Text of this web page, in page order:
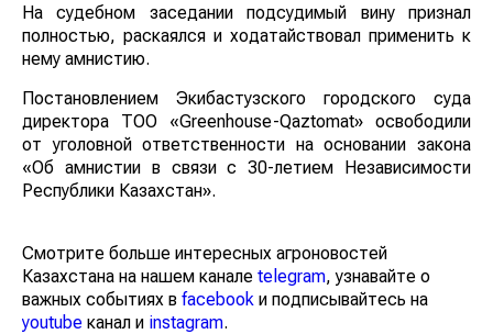
На судебном заседании подсудимый вину признал
полностью, раскаялся и ходатайствовал применить к
нему амнистию.
Постановлением Экибастузского городского суда
директора ТОО «Greenhоuse-Qaztomat» освободили
от уголовной ответственности на основании закона
«Об амнистии в связи с 30-летием Независимости
Республики Казахстан».
Смотрите больше интересных агроновостей
Казахстана на нашем канале telegram, узнавайте о
важных событиях в facebook и подписывайтесь на
youtube канал и instagram.